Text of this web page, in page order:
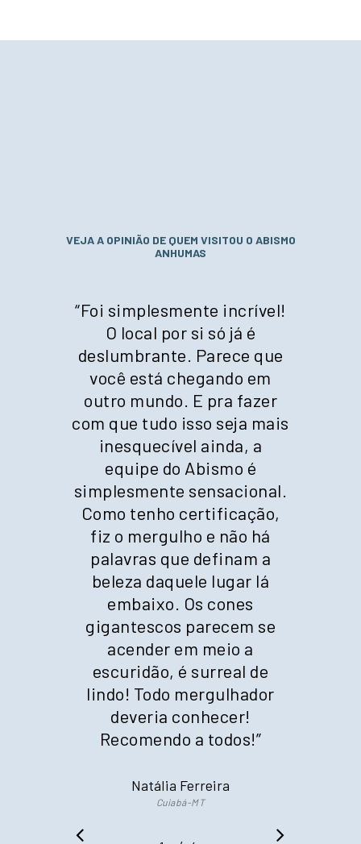
VEJA A OPINIÃO DE QUEM VISITOU O ABISMO
ANHUMAS
“Foi simplesmente incrível!
O local por si só já é
deslumbrante. Parece que
você está chegando em
outro mundo. E pra fazer
com que tudo isso seja mais
inesquecível ainda, a
equipe do Abismo é
simplesmente sensacional.
Como tenho certificação,
fiz o mergulho e não há
palavras que definam a
beleza daquele lugar lá
embaixo. Os cones
gigantescos parecem se
acender em meio a
escuridão, é surreal de
lindo! Todo mergulhador
deveria conhecer!
Recomendo a todos!”
Natália Ferreira
Cuiabá-MT